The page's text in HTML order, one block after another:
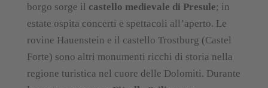
borgo sorge il castello medievale di Presule; in
estate ospita concerti e spettacoli all’aperto. Le
rovine Hauenstein e il castello Trostburg (Castel
Forte) sono altri monumenti ricchi di storia nella
regione turistica nel cuore delle Dolomiti. Durante